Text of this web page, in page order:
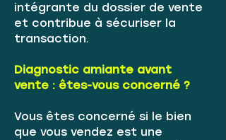
intégrante du dossier de vente
et contribue à sécuriser la
transaction.
Diagnostic amiante avant
vente : êtes-vous concerné ?
Vous êtes concerné si le bien
que vous vendez est une